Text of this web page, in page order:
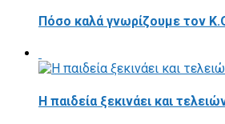
Πόσο καλά γνωρίζουμε τον
Η παιδεία ξεκινάει και